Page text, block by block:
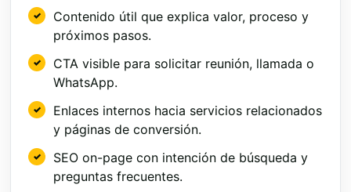
Contenido útil que explica valor, proceso y
próximos pasos.
CTA visible para solicitar reunión, llamada o
WhatsApp.
Enlaces internos hacia servicios relacionados
y páginas de conversión.
SEO on-page con intención de búsqueda y
preguntas frecuentes.